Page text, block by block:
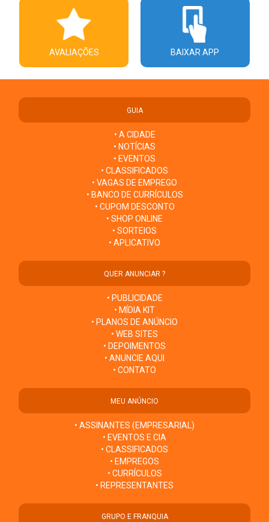
AVALIAÇÕES BAIXAR APP
GUIA
• A CIDADE
• NOTÍCIAS
• EVENTOS
• CLASSIFICADOS
• VAGAS DE EMPREGO
• BANCO DE CURRÍCULOS
• CUPOM DESCONTO
• SHOP ONLINE
• SORTEIOS
• APLICATIVO
QUER ANUNCIAR ?
• PUBLICIDADE
• MÍDIA KIT
• PLANOS DE ANÚNCIO
• WEB SITES
• DEPOIMENTOS
• ANUNCIE AQUI
• CONTATO
MEU ANÚNCIO
• ASSINANTES (EMPRESARIAL)
• EVENTOS E CIA
• CLASSIFICADOS
• EMPREGOS
• CURRÍCULOS
• REPRESENTANTES
GRUPO E FRANQUIA